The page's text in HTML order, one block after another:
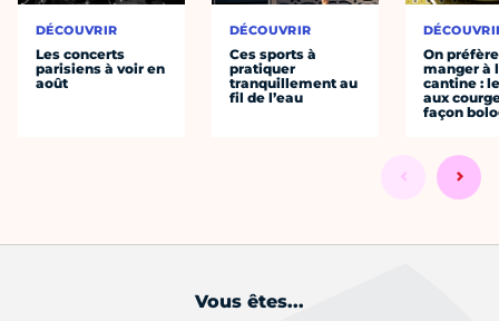
DÉCOUVRIR
Les concerts
parisiens à voir en
août
DÉCOUVRIR
Ces sports à
pratiquer
tranquillement au
fil de l’eau
On préfère
manger à
cantine :
aux
façon
Vous êtes...